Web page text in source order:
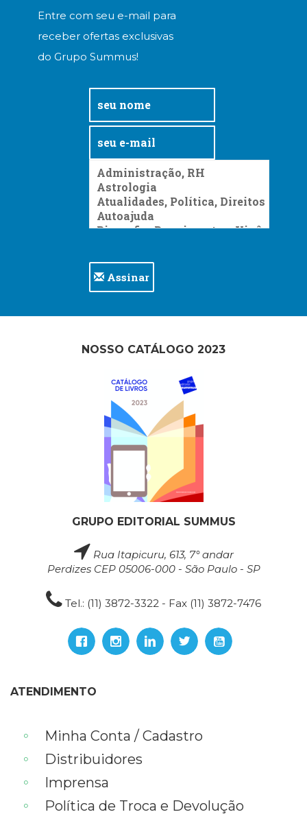
Entre com seu e-mail para
receber ofertas exclusivas
do Grupo Summus!
Assinar
NOSSO CATÁLOGO 2023
GRUPO EDITORIAL SUMMUS
Rua Itapicuru, 613, 7° andar
Perdizes CEP 05006-000 - São Paulo - SP
Tel.: (11) 3872-3322 - Fax (11) 3872-7476
ATENDIMENTO
Minha Conta / Cadastro
Distribuidores
Imprensa
Política de Troca e Devolução